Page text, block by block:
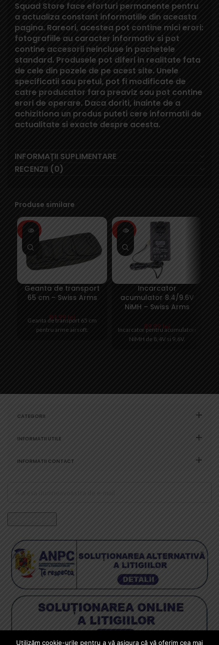
Squad Store face eforturi permanente pentru
a actualiza constant informatiile din aceasta
pagina. Rareori, acestea pot contine mici erori:
fotografiile au caracter informativ si pot
contine accesorii neincluse in pachetele
standard. Produsele pot diferi in realitate fata
de cele din pozele de pe acest site. Unele
specificatii sau pretul, pot fi modificate de
catre producator fara preaviz sau pot contine
erori de operare. Daca doriti, inainte de a
achizitiona un produs puteti cere informatii de
actualitate si exacte despre acesta.
INFORMAȚII SUPLIMENTARE
RECENZII (0)
Produse similare
SOLD
OUT
Geanta de transport
65 cm – Swiss Arms
84,99 lei
Geanta de transport 65 cm
pentru arme airsoft.
SOLD
OUT
Incarcator
acumulator 8.4/9.6V
NiMH – Swiss Arms
89,99 lei
Incarcator pentru acumulatori
NiMH de 8,4V si 9,6V.
CATEGORII
INFORMATII UTILE
INFORMATII CONTACT
Utilizăm cookie-urile pentru a vă asigura că vă oferim cea mai